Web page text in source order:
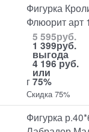
Фигурка
Флюорит арт
г
5 595руб.
1 399руб.
выгода
4 196 руб.
или
75%
Скидка 75%
Фигурка